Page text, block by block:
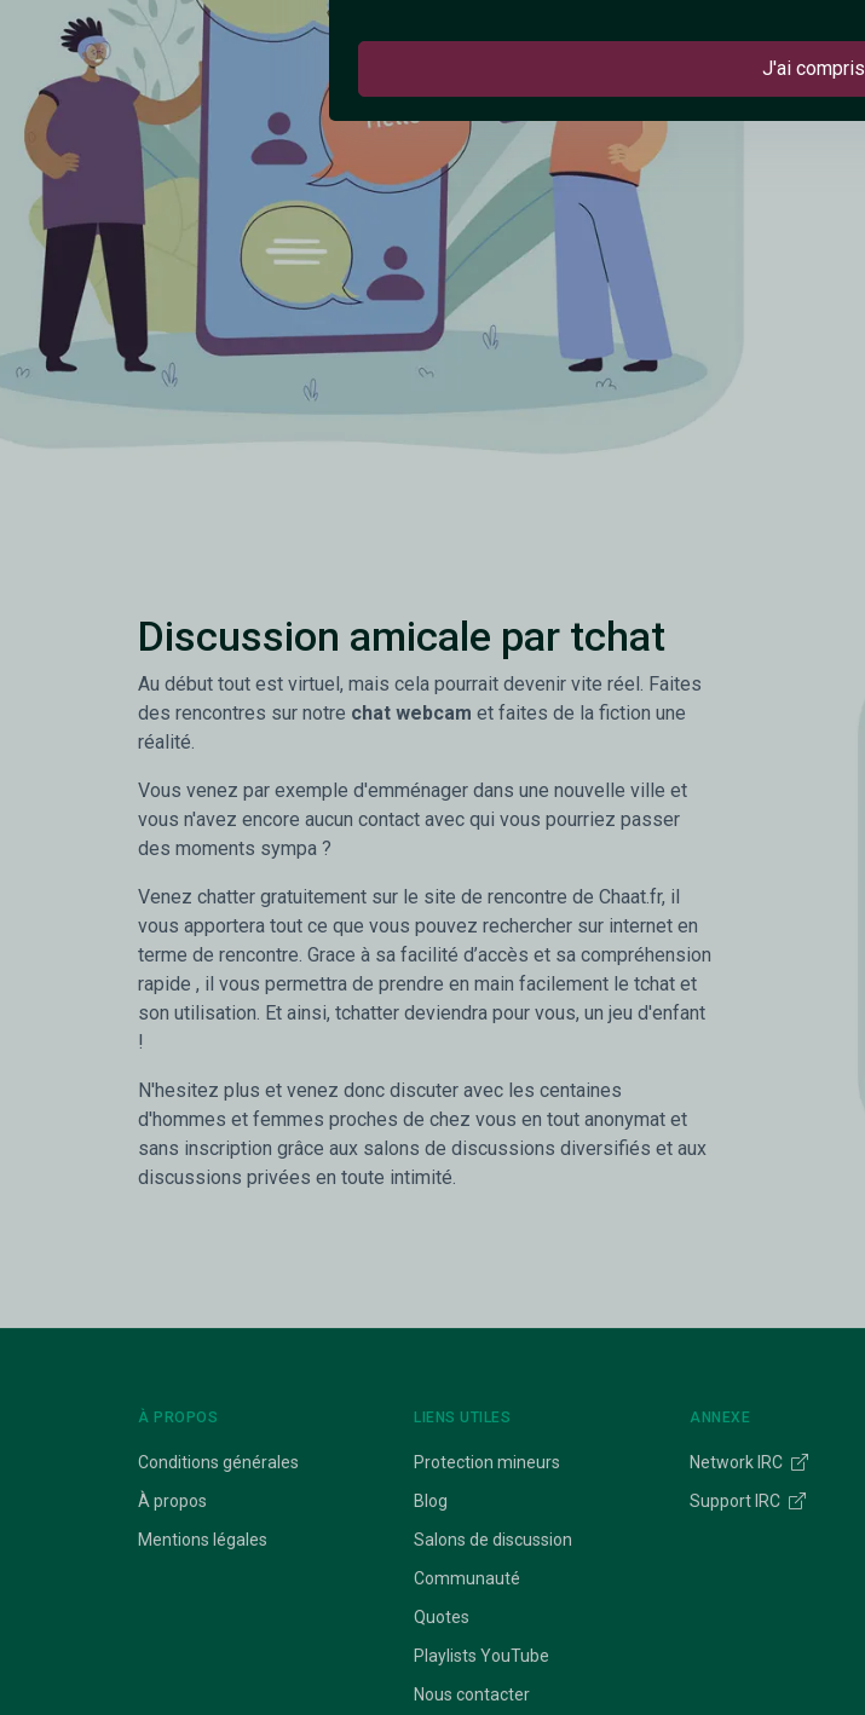
J'ai compris
Discussion amicale par tchat
Au début tout est virtuel, mais cela pourrait devenir vite réel. Faites
des rencontres sur notre chat webcam et faites de la fiction une
réalité.
Vous venez par exemple d'emménager dans une nouvelle ville et
vous n'avez encore aucun contact avec qui vous pourriez passer
des moments sympa ?
Venez chatter gratuitement sur le site de rencontre de Chaat.fr, il
vous apportera tout ce que vous pouvez rechercher sur internet en
terme de rencontre. Grace à sa facilité d’accès et sa compréhension
rapide , il vous permettra de prendre en main facilement le tchat et
son utilisation. Et ainsi, tchatter deviendra pour vous, un jeu d'enfant
!
N'hesitez plus et venez donc discuter avec les centaines
d'hommes et femmes proches de chez vous en tout anonymat et
sans inscription grâce aux salons de discussions diversifiés et aux
discussions privées en toute intimité.
À PROPOS
Conditions générales
À propos
Mentions légales
LIENS UTILES
Protection mineurs
Blog
Salons de discussion
Communauté
Quotes
Playlists YouTube
Nous contacter
ANNEXE
Network IRC
Support IRC